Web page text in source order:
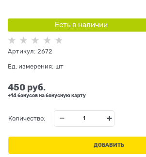
Есть в наличии
Артикул: 2672
Ед. измерения: шт
450 руб.
+14 бонусов на бонусную карту
Количество:
ДОБАВИТЬ